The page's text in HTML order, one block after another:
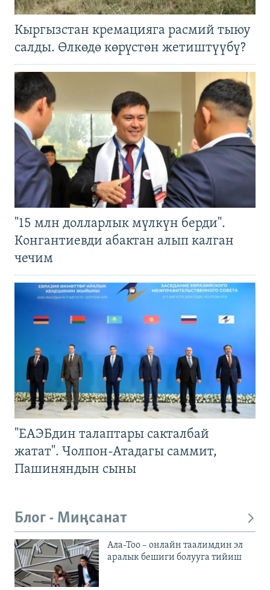
Кыргызстан кремацияга расмий тыюу
салды. Өлкөдө көрүстөн жетиштүүбү?
"15 млн долларлык мүлкүн берди".
Конгантиевди абактан алып калган
чечим
"ЕАЭБдин талаптары сакталбай
жатат". Чолпон-Атадагы саммит,
Пашиняндын сыны
Блог - Миңсанат
Ала-Тоо – онлайн таалимдин эл
аралык бешиги болууга тийиш